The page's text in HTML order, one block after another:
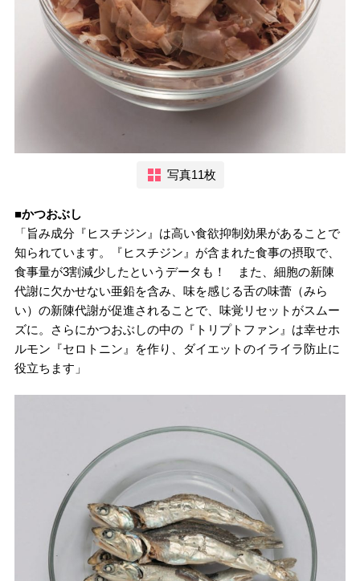
写真11枚
■かつおぶし
「旨み成分『ヒスチジン』は高い食欲抑制効果があることで
知られています。『ヒスチジン』が含まれた食事の摂取で、
食事量が3割減少したというデータも！ また、細胞の新陳
代謝に欠かせない亜鉛を含み、味を感じる舌の味蕾（みら
い）の新陳代謝が促進されることで、味覚リセットがスムー
ズに。さらにかつおぶしの中の『トリプトファン』は幸せホ
ルモン『セロトニン』を作り、ダイエットのイライラ防止に
役立ちます」